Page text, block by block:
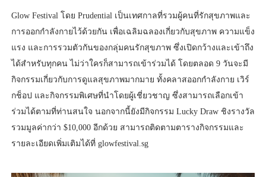
Glow Festival โดย Prudential เป็นเทศกาลที่รวมผู้คนที่รักสุขภาพและ
การออกกำลังกายไว้ด้วยกัน เพื่อเฉลิมฉลองเกี่ยวกับสุขภาพ ความแข็ง
แรง และการรวมตัวกันของกลุ่มคนรักสุขภาพ ซึ่งเปิดกว้างและเข้าถึง
ได้สำหรับทุกคน ไม่ว่าใครก็สามารถเข้าร่วมได้ โดยตลอด 9 วันจะมี
กิจกรรมเกี่ยวกับการดูแลสุขภาพมากมาย ทั้งคลาสออกกำลังกาย เวิร์
กช็อป และกิจกรรมพิเศษที่นำโดยผู้เชี่ยวชาญ ซึ่งสามารถเลือกเข้า
ร่วมได้ตามที่ท่านสนใจ นอกจากนี้ยังมีกิจกรรม Lucky Draw ชิงรางวัล
รวมมูลค่ากว่า $10,000 อีกด้วย สามารถติดตามตารางกิจกรรมและ
รายละเอียดเพิ่มเติมได้ที่ glowfestival.sg